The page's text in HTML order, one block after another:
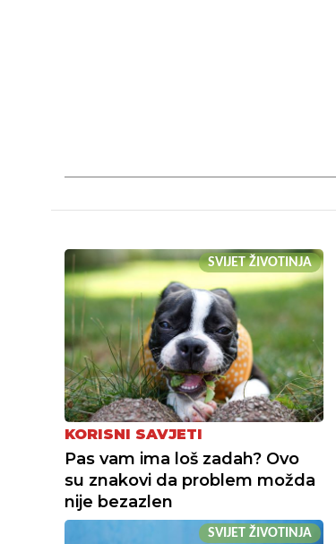
SVIJET ŽIVOTINJA
KORISNI SAVJETI
Pas vam ima loš zadah? Ovo
su znakovi da problem možda
nije bezazlen
SVIJET ŽIVOTINJA